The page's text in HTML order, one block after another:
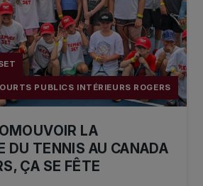
PUBLICS INTÉRIEURS ROGERS
LA
DU TENNIS AU CANADA
ÇA SE FÊTE